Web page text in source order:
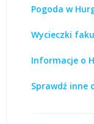
Pogoda w
Wycieczki
Informacje o
Sprawdź inne